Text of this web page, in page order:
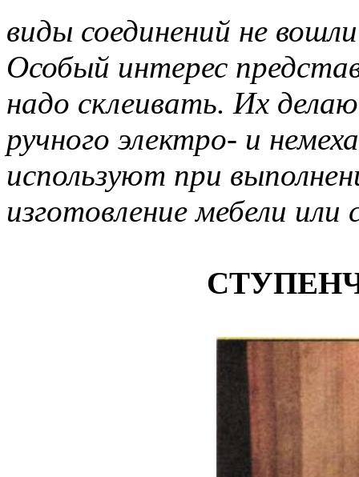
виды соединений не
Особый интерес
надо склеивать. Их
ручного электро- и
используют при
изготовление мебели